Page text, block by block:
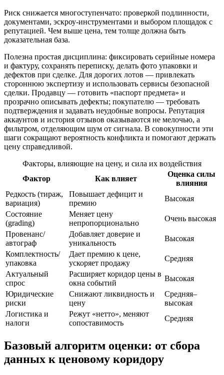
Риск снижается многоступенчато: проверкой подлинности,
документами, эскроу-инструментами и выбором площадок с
репутацией. Чем выше цена, тем толще должна быть
доказательная база.
Полезна простая дисциплина: фиксировать серийные номера
и фактуру, сохранять переписку, делать фото упаковки и
дефектов при сделке. Для дорогих лотов — привлекать
стороннюю экспертизу и использовать сервисы безопасной
сделки. Продавцу — готовить «паспорт предмета» и
прозрачно описывать дефекты; покупателю — требовать
подтверждения и задавать неудобные вопросы. Репутация
аккаунтов и история отзывов оказываются не мелочью, а
фильтром, отделяющим шум от сигнала. В совокупности эти
шаги сокращают вероятность конфликта и помогают держать
цену справедливой.
Факторы, влияющие на цену, и сила их воздействия
Фактор
Как влияет
Оценка силы
влияния
Редкость (тираж,
вариация)
Повышает дефицит и
премию
Высокая
Состояние
(grading)
Меняет цену
непропорционально
Очень высокая
Провенанс/
автограф
Добавляет доверие и
уникальность
Высокая
Комплектность/
упаковка
Дает премию к цене,
ускоряет продажу
Средняя
Актуальный
спрос
Расширяет коридор цены в
окна событий
Высокая
Юридические
риски
Снижают ликвидность и
цену
Средняя–
высокая
Логистика и
налоги
Режут «нетто», меняют
сопоставимость
Средняя
Базовый алгоритм оценки: от сбора
данных к ценовому коридору